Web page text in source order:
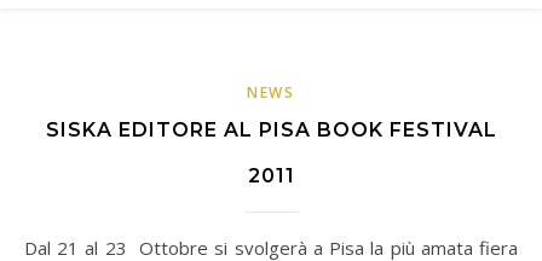
NEWS
SISKA EDITORE AL PISA BOOK FESTIVAL
2011
Dal 21 al 23 Ottobre si svolgerà a Pisa la più amata fiera